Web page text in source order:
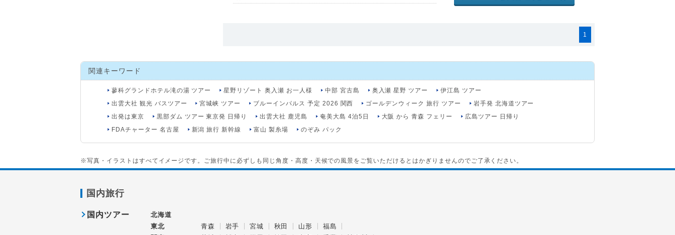
1
関連キーワード
蓼科グランドホテル滝の湯 ツアー 星野リゾート 奥入瀬 お一人様 中部 宮古島 奥入瀬 星野 ツアー
伊江島 ツアー
出雲大社 観光 バスツアー
宮城峡 ツアー ブルーインパルス 予定 2026 関西 ゴールデンウィーク 旅行 ツアー
岩手発 北海道ツアー
出発は東京
黒部ダム ツアー 東京発 日帰り 出雲大社 鹿児島 奄美大島 4泊5日 大阪 から 青森 フェリー
広島ツアー 日帰り
FDAチャーター 名古屋
新潟 旅行 新幹線 富山 製糸場 のぞみ パック
※写真・イラストはすべてイメージです。ご旅行中に必ずしも同じ角度・高度・天候での風景をご覧いただけるとはかぎりませんのでご了承ください。
国内旅行
国内ツアー
北海道
東北
青森 岩手 宮城 秋田 山形
福島